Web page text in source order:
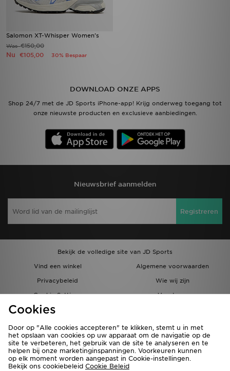
Salomon XT-Whisper Women's
Was€150,00
Nu €105,00 30% Bespaar
DOWNLOAD ONZE APPS
Shop 24/7 met de JD Sports iPhone-app! Krijg onderweg toegang tot
onze nieuwste producten en exclusieve aanbiedingen.
Nieuwsbrief aanmelden
Registreren
Bekijk de volledige site van JD Sports
Vind een winkel
Algemene voorwaarden
Privacybeleid
Wie wij zijn
Cookie Settings
Vacatures
Bestellingen en Levering
Cookies
Door op "Alle cookies accepteren" te klikken, stemt u in met
het opslaan van cookies op uw apparaat om de navigatie op de
site te verbeteren, het gebruik van de site te analyseren en te
helpen bij onze marketinginspanningen. Voorkeuren kunnen
op elk moment worden aangepast in Cookie-instellingen.
Bekijk ons cookiebeleid Cookie Beleid